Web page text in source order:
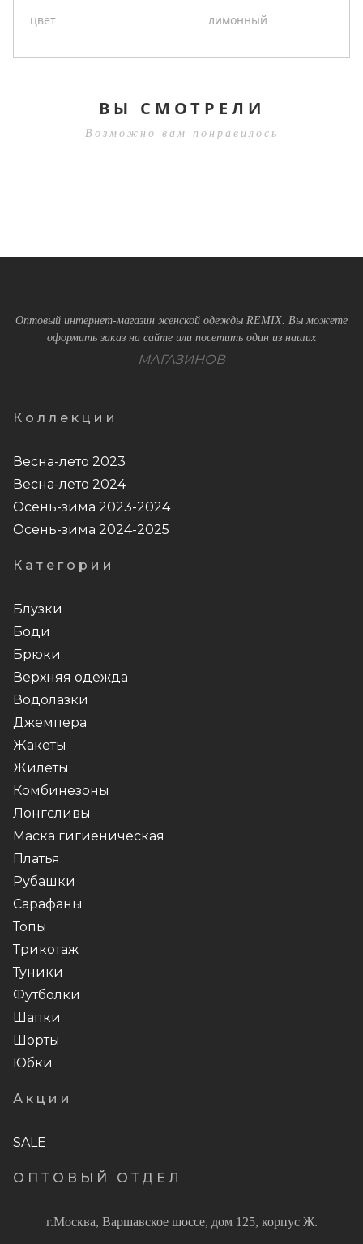
цвет
лимонный
ВЫ СМОТРЕЛИ
Возможно вам понравилось
Оптовый интернет-магазин женской одежды REMIX. Вы можете
оформить заказ на сайте или посетить один из наших
МАГАЗИНОВ
Коллекции
Весна-лето 2023
Весна-лето 2024
Осень-зима 2023-2024
Осень-зима 2024-2025
Категории
Блузки
Боди
Брюки
Верхняя одежда
Водолазки
Джемпера
Жакеты
Жилеты
Комбинезоны
Лонгсливы
Маска гигиеническая
Платья
Рубашки
Сарафаны
Топы
Трикотаж
Туники
Футболки
Шапки
Шорты
Юбки
Акции
SALE
ОПТОВЫЙ ОТДЕЛ
г.Москва, Варшавское шоссе, дом 125, корпус Ж.